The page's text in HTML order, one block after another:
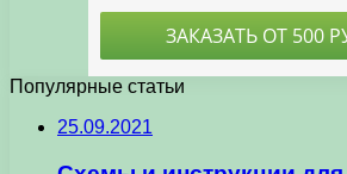
Популярные статьи
25.09.2021